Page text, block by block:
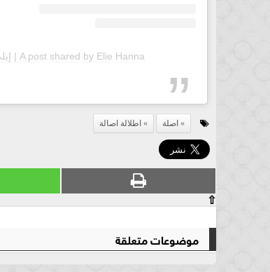
A post shared by Elie Hanna | إيلي حنا (@fashionpolice_fp)
اصلة اطلالة اصالة
⇧
موضوعات متعلقة